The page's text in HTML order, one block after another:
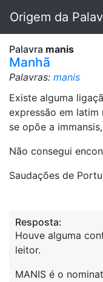
Origem da
Palavra manis
Manhã
Palavras: manis
Existe alguma
expressão em latim
se opõe a
Não consegui
Saudações de
Resposta:
Houve alguma
leitor.
MANIS é o